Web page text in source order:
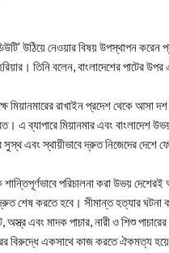
উঠিয়ে নেওয়ার বিষয় উপস্থাপন
তিনি বলেন, বাংলাদেশের পাটের
মিয়ানমারের রাখাইন প্রদেশ থেকে আসা
এ ব্যাপারে মিয়ানমার এবং বাংলাদেশ
এবং স্থায়ীভাবে দ্রুত নিজেদের দেশে
পরিচালনা করা উভয় দেশেরই
দ্রুত শেষ করতে হবে। সীমান্ত হত্যার
এবং মাদক পাচার, নারী ও শিশু
বিরুদ্ধে একসাথে কাজ করতে ঐকমত্য